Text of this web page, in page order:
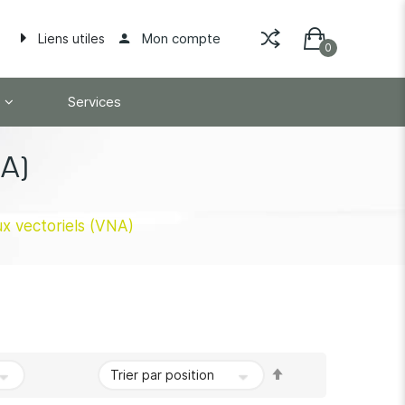
Liens utiles Mon compte
Services
vectoriels (VNA)